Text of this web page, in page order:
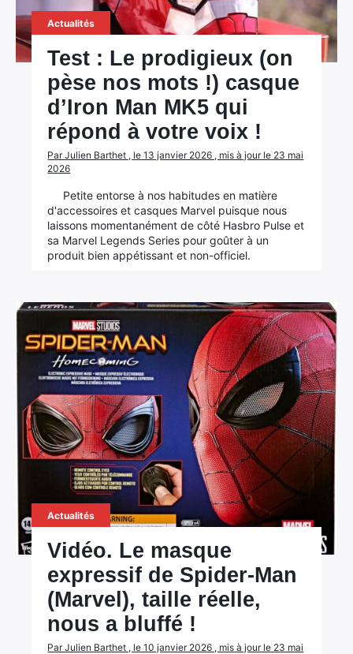
Actualités
Test : Le prodigieux (on
pèse nos mots !) casque
d’Iron Man MK5 qui
répond à votre voix !
Par Julien Barthet , le 13 janvier 2026 , mis à jour le 23 mai
2026
Petite entorse à nos habitudes en matière
d'accessoires et casques Marvel puisque nous
laissons momentanément de côté Hasbro Pulse et
sa Marvel Legends Series pour goûter à un
produit bien appétissant et non-officiel.
Actualités
Vidéo. Le masque
expressif de Spider-Man
(Marvel), taille réelle,
nous a bluffé !
Par Julien Barthet , le 10 janvier 2026 , mis à jour le 23 mai